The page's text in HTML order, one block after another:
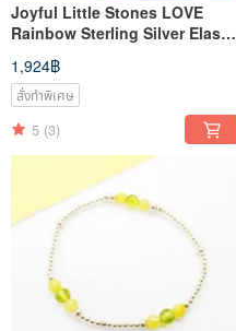
Joyful Little Stones LOVE
Rainbow Sterling Silver Elastic
Bracelet
Garnet_Agate_Peridot_Amazo
nite
1,924฿
สั่งทำพิเศษ
5 (3)